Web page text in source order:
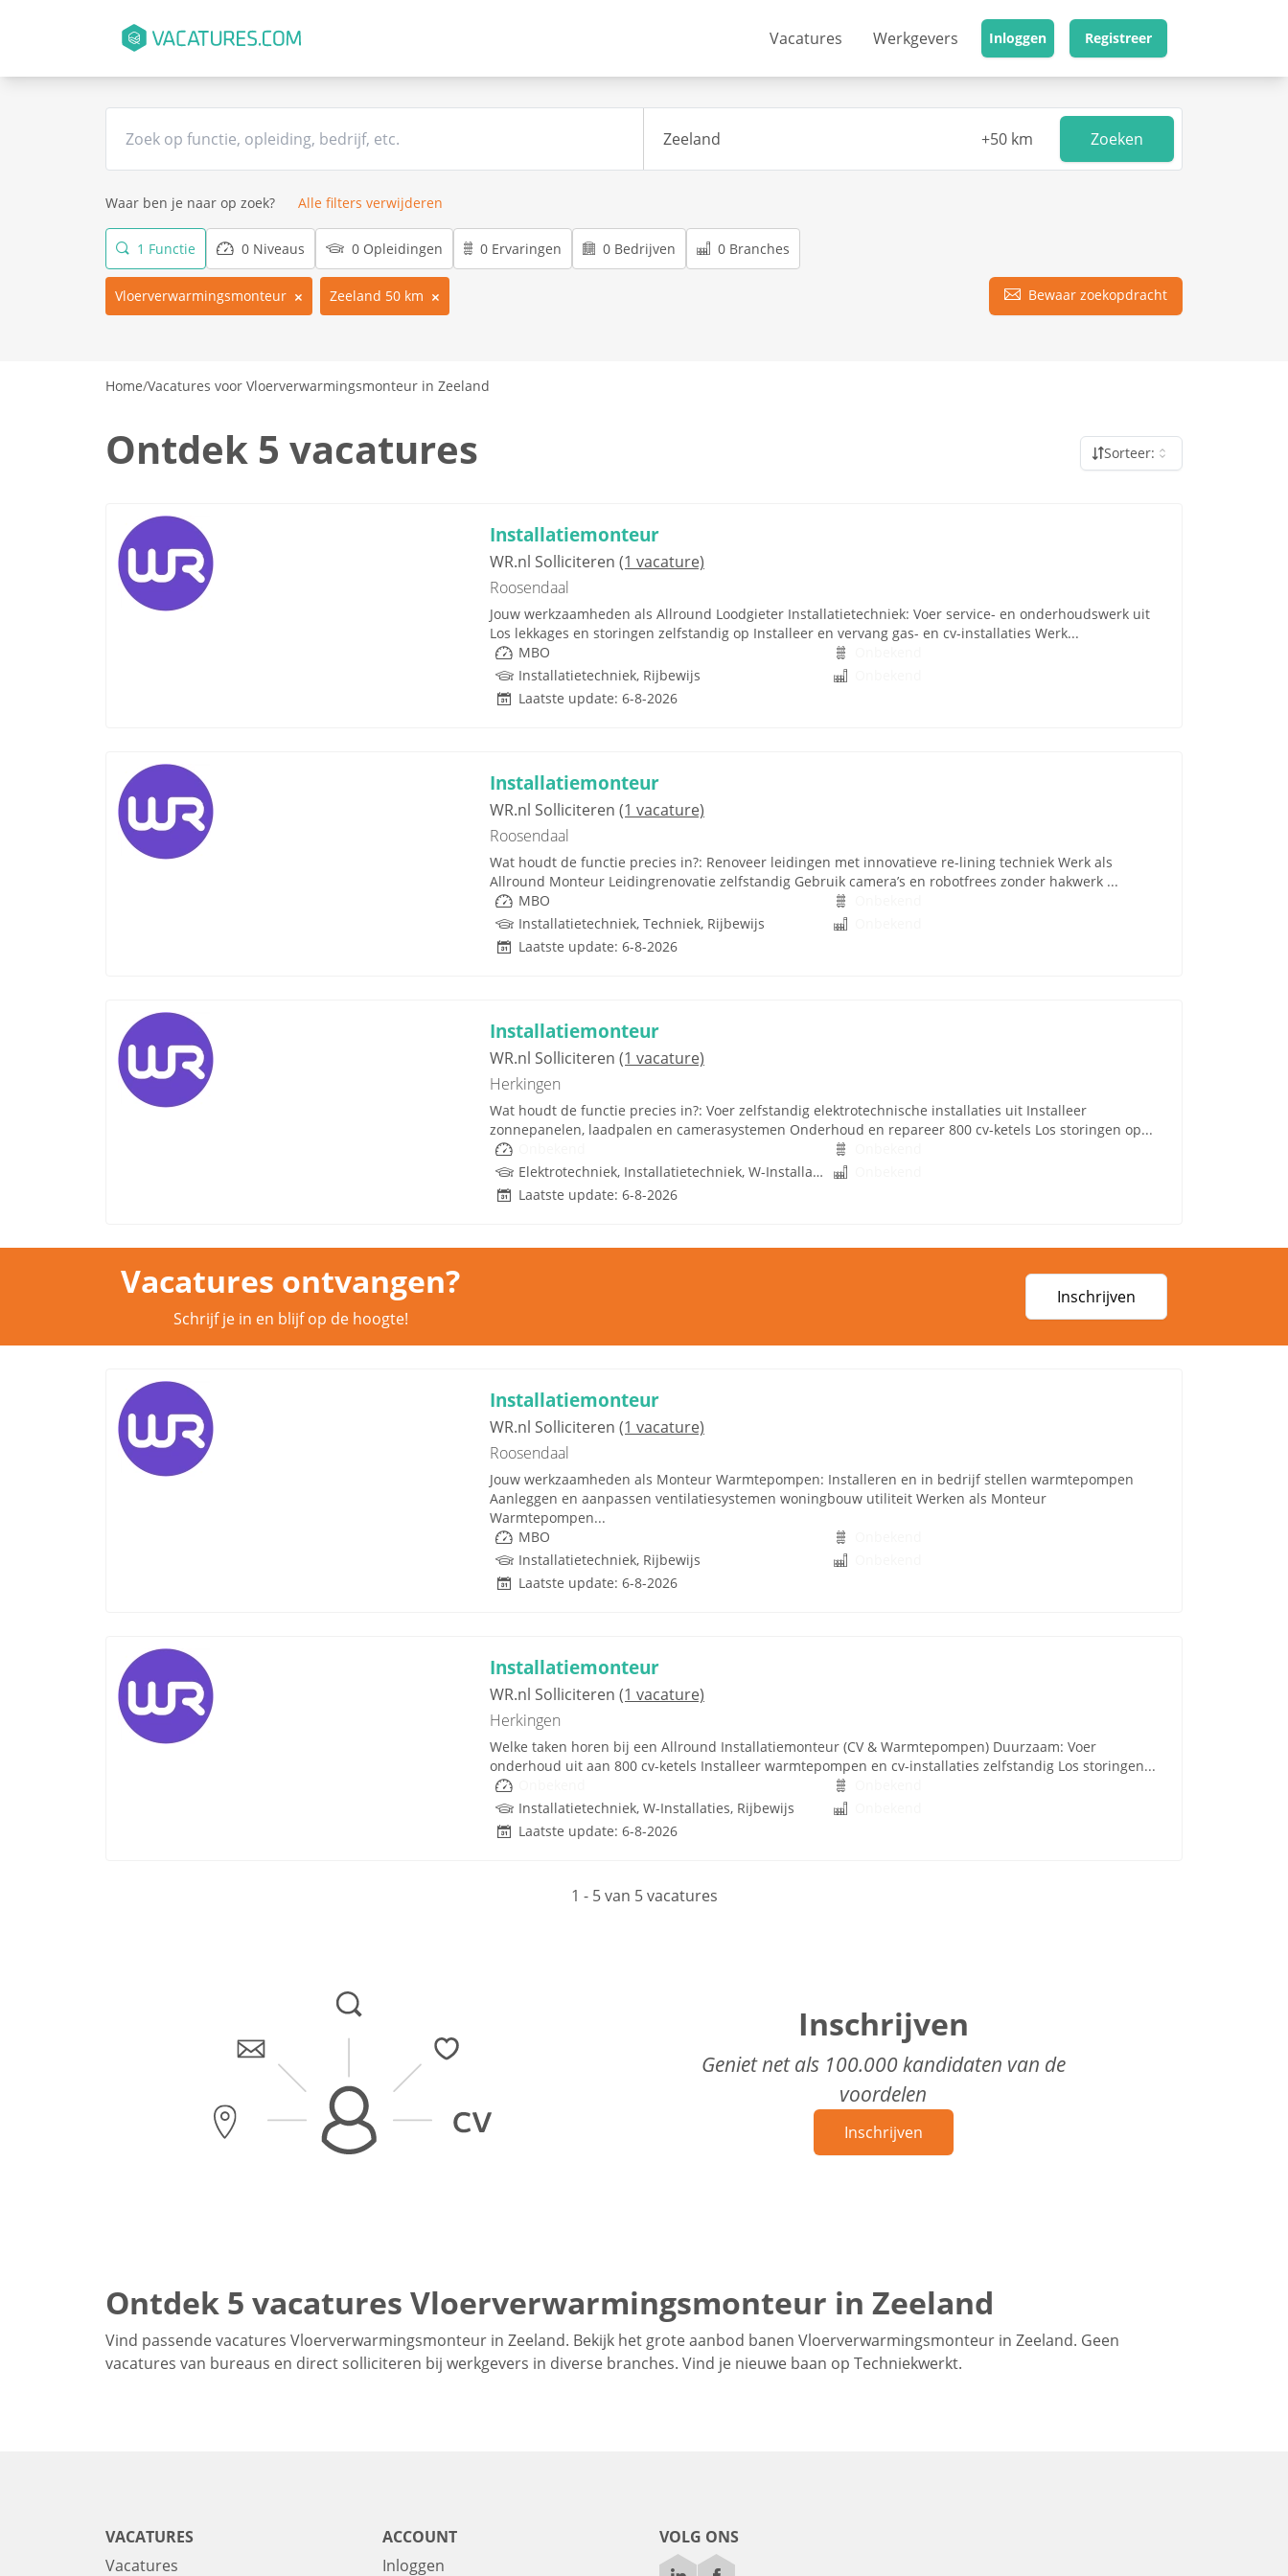
Vacatures Werkgevers Inloggen Registreer
Zoeken
Waar ben je naar op zoek? Alle filters verwijderen
1 Functie 0 Niveaus 0 Opleidingen 0 Ervaringen 0 Bedrijven 0 Branches
Vloerverwarmingsmonteur Zeeland 50 km Bewaar zoekopdracht
Home/Vacatures voor Vloerverwarmingsmonteur in Zeeland
Ontdek 5 vacatures Sorteer:
Installatiemonteur
WR.nl Solliciteren (1 vacature)
Roosendaal
Jouw werkzaamheden als Allround Loodgieter Installatietechniek: Voer service- en onderhoudswerk uit
Los lekkages en storingen zelfstandig op Installeer en vervang gas- en cv-installaties Werk...
MBO
Installatietechniek, Rijbewijs
Laatste update: 6-8-2026
Installatiemonteur
WR.nl Solliciteren (1 vacature)
Roosendaal
Wat houdt de functie precies in?: Renoveer leidingen met innovatieve re-lining techniek Werk als
Allround Monteur Leidingrenovatie zelfstandig Gebruik camera’s en robotfrees zonder hakwerk ...
MBO
Installatietechniek, Techniek, Rijbewijs
Laatste update: 6-8-2026
Installatiemonteur
WR.nl Solliciteren (1 vacature)
Herkingen
Wat houdt de functie precies in?: Voer zelfstandig elektrotechnische installaties uit Installeer
zonnepanelen, laadpalen en camerasystemen Onderhoud en repareer 800 cv-ketels Los storingen op...
Elektrotechniek, Installatietechniek, W-Installaties, Rijbewijs
Laatste update: 6-8-2026
Vacatures ontvangen?
Schrijf je in en blijf op de hoogte!
Inschrijven
Installatiemonteur
WR.nl Solliciteren (1 vacature)
Roosendaal
Jouw werkzaamheden als Monteur Warmtepompen: Installeren en in bedrijf stellen warmtepompen
Aanleggen en aanpassen ventilatiesystemen woningbouw utiliteit Werken als Monteur
Warmtepompen...
MBO
Installatietechniek, Rijbewijs
Laatste update: 6-8-2026
Installatiemonteur
WR.nl Solliciteren (1 vacature)
Herkingen
Welke taken horen bij een Allround Installatiemonteur (CV & Warmtepompen) Duurzaam: Voer
onderhoud uit aan 800 cv-ketels Installeer warmtepompen en cv-installaties zelfstandig Los storingen...
Installatietechniek, W-Installaties, Rijbewijs
Laatste update: 6-8-2026
1 - 5 van 5 vacatures
Inschrijven
Geniet net als 100.000 kandidaten van de
voordelen
Inschrijven
Ontdek 5 vacatures Vloerverwarmingsmonteur in Zeeland
Vind passende vacatures Vloerverwarmingsmonteur in Zeeland. Bekijk het grote aanbod banen Vloerverwarmingsmonteur in Zeeland. Geen
vacatures van bureaus en direct solliciteren bij werkgevers in diverse branches. Vind je nieuwe baan op Techniekwerkt.
VACATURES
Vacatures
ACCOUNT
Inloggen
VOLG ONS